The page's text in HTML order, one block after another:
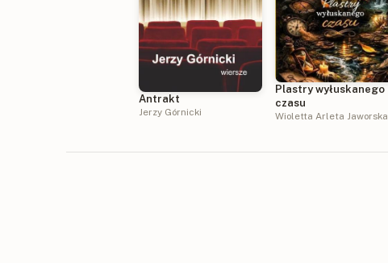
Antrakt
Jerzy Górnicki
Plastry wyłuskanego
czasu
Wioletta Arleta Jaworska